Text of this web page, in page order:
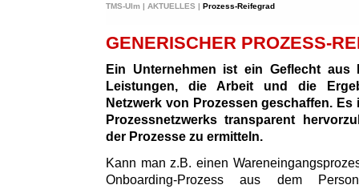
TMS-Ulm | AKTUELLES | Prozess-Reifegrad
GENERISCHER PROZESS-
Ein Unternehmen ist ein Geflecht aus
Leistungen, die Arbeit und die
Netzwerk von Prozessen geschaffen.
Prozessnetzwerks transparent
der Prozesse zu ermitteln.
Kann man z.B. einen
Onboarding-Prozess aus dem